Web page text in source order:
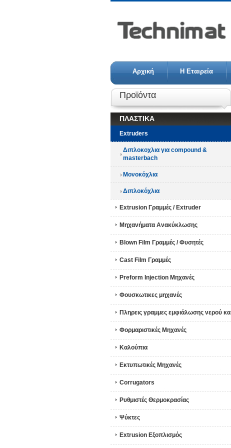
Αρχική Η Εταιρεία
Προϊόντα
ΠΛΑΣΤΙΚΑ
Extruders
Διπλοκοχλια για compound &
masterbach
Μονοκόχλια
Διπλοκόχλια
Extrusion Γραμμές / Extruder
Μηχανήματα Ανακύκλωσης
Blown Film Γραμμές / Φυσητές
Cast Film Γραμμές
Preform Injection Μηχανές
Φουσκωτικες μηχανές
Πληρεις γραμμες εμφιάλωσης νερού κα
Φορμαριστικές Μηχανές
Καλούπια
Εκτυπωτικές Μηχανές
Corrugators
Ρυθμιστές Θερμοκρασίας
Ψύκτες
Extrusion Εξοπλισμός